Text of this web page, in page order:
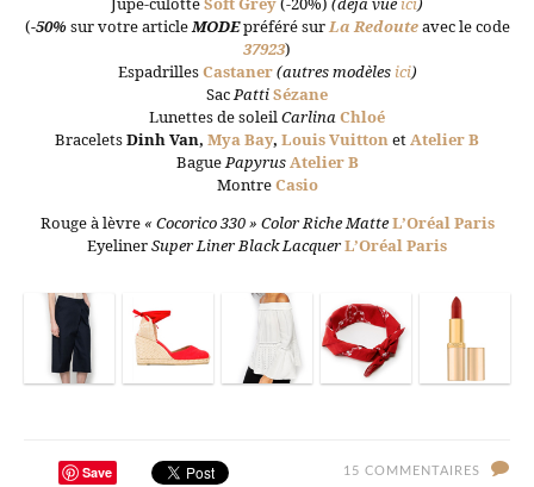
(-50%sur votre articleMODEpréféré surLa Redouteavec le code
37923)
EspadrillesCastaner(autres modèles ici)
SacPattiSézane
Lunettes de soleilCarlinaChloé
BraceletsDinh Van, Mya Bay, Louis VuittonetAtelier B
BaguePapyrusAtelier B
MontreCasio
Rouge à lèvre« Cocorico 330 » Color Riche MatteL’Oréal Paris
EyelinerSuper Liner Black LacquerL’Oréal Paris
Save 15 COMMENTAIRES